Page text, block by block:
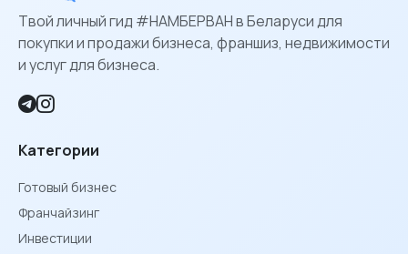
Твой личный гид #НАМБЕРВАН в Беларуси для
покупки и продажи бизнеса, франшиз, недвижимости
и услуг для бизнеса.
Категории
Готовый бизнес
Франчайзинг
Инвестиции